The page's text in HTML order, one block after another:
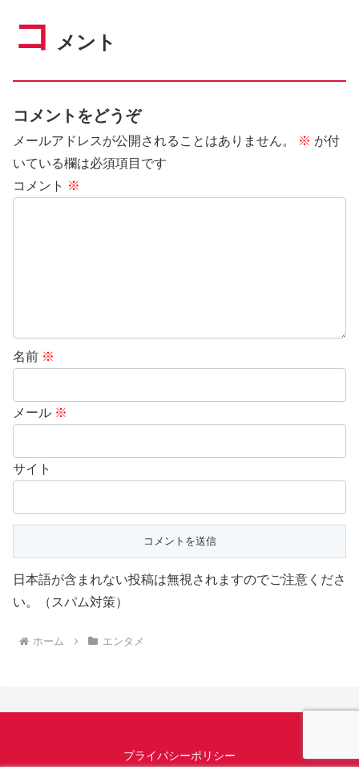
コ メント
コメントをどうぞ
メールアドレスが公開されることはありません。 ※ が付
いている欄は必須項目です
コメント ※
名前 ※
メール ※
サイト
日本語が含まれない投稿は無視されますのでご注意くださ
い。（スパム対策）
ホーム エンタメ
プライバシーポリシー